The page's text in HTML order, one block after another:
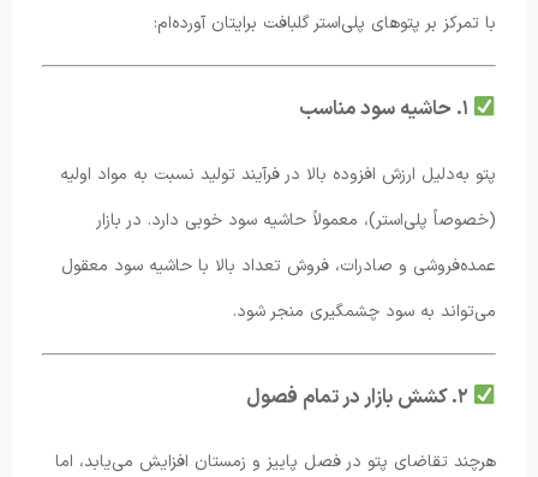
با تمرکز بر پتوهای پلی‌استر گلبافت برایتان آورده‌ام:
پتو به‌دلیل ارزش افزوده بالا در فرآیند تولید نسبت به مواد اولیه
(خصوصاً پلی‌استر)، معمولاً حاشیه سود خوبی دارد. در بازار
عمده‌فروشی و صادرات، فروش تعداد بالا با حاشیه سود معقول
می‌تواند به سود چشمگیری منجر شود.
هرچند تقاضای پتو در فصل پاییز و زمستان افزایش می‌یابد، اما